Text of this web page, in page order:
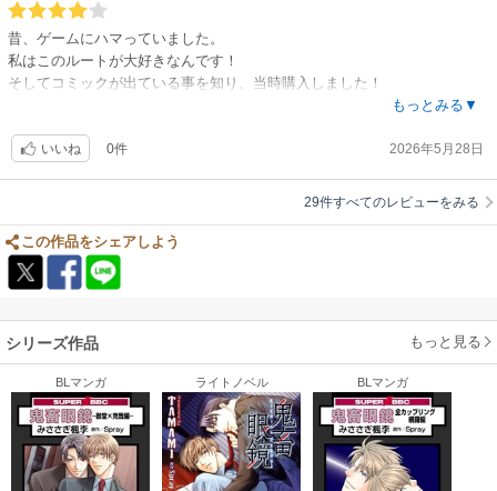
昔、ゲームにハマっていました。
私はこのルートが大好きなんです！
そしてコミックが出ている事を知り、当時購入しました！
ゲームを楽しんだ私にとっては、コンパクトに楽しめるため◎です。
折られており、よく分からないままで没入できないかもしれません
ね・・・。
もっとみる▼
いいね 0件 2026年5月28日
29件すべてのレビューをみる
この作品をシェアしよう
シリーズ作品 もっと見る
BLマンガ ライトノベル BLマンガ